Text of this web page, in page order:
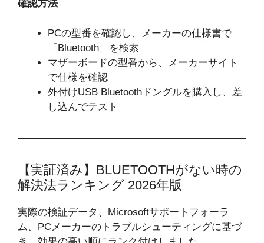
確認方法
PCの型番を確認し、メーカーの仕様書で
「Bluetooth」を検索
マザーボードの型番から、メーカーサイト
で仕様を確認
外付けUSB Bluetoothドングルを購入し、差
し込んでテスト
【実証済み】BLUETOOTHがない時の
解決法ランキング 2026年版
実際の検証データ、Microsoftサポートフォーラ
ム、PCメーカーのトラブルシューティングに基づ